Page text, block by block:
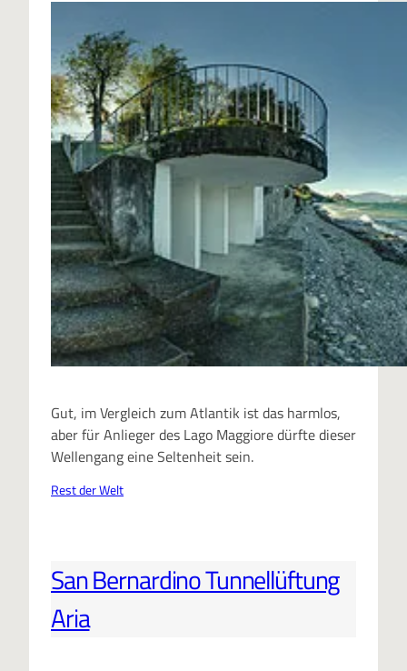
Gut, im Vergleich zum Atlantik ist das harmlos,
aber für Anlieger des Lago Maggiore dürfte dieser
Wellengang eine Seltenheit sein.
Rest der Welt
San Bernardino Tunnellüftung
Aria